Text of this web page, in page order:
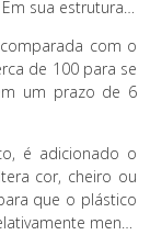
sua estrutura é
do biodegradável
de organismos
com o
de 100 para se
um prazo de 6
é adicionado o
cor, cheiro ou
que o plástico
menor